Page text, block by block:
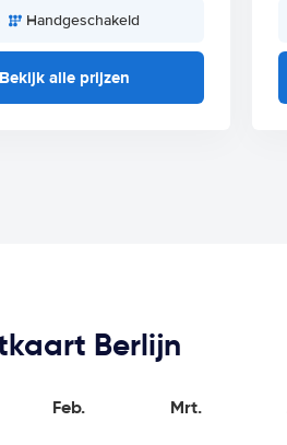
Handgeschakeld
Bekijk alle prijzen
Berlijn
Feb. Mrt.